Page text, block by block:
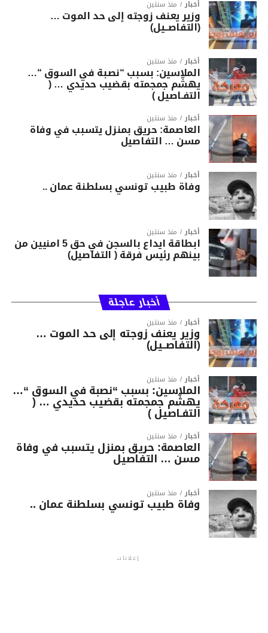
أخبار منذ سنتين
وزير يعنف زوجته إلى حد الموت …
(التفاصــيل)
أخبار منذ سنتين
الملاسين: بسبب “نصبة في السوق “…
يهشّم جمجمته بقضيب حديدي … (
التفـاصيل )
أخبار منذ سنتين
العاصمة: حريق بمنزل يتسبب في وفاة
مسن … التفاصيل
أخبار منذ سنتين
وفاة طبيب تونسي بسلطنة عمان ..
أخبار منذ سنتين
ابطاقة ايداع بالسجن في حق 5 امنيين من
بينهم رئيس فرقة ( التفاصيل)
أخبار عاجلة
أخبار منذ سنتين
وزير يعنف زوجته إلى حد الموت …
(التفاصــيل)
أخبار منذ سنتين
الملاسين: بسبب “نصبة في السوق “…
يهشّم جمجمته بقضيب حديدي … (
التفـاصيل )
أخبار منذ سنتين
العاصمة: حريق بمنزل يتسبب في وفاة
مسن … التفاصيل
أخبار منذ سنتين
وفاة طبيب تونسي بسلطنة عمان ..
إعلانات